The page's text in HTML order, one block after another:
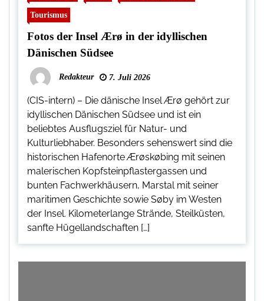
Tourismus
Fotos der Insel Ærø in der idyllischen
Dänischen Südsee
Redakteur 7. Juli 2026
(CIS-intern) – Die dänische Insel Ærø gehört zur
idyllischen Dänischen Südsee und ist ein
beliebtes Ausflugsziel für Natur- und
Kulturliebhaber. Besonders sehenswert sind die
historischen Hafenorte Ærøskøbing mit seinen
malerischen Kopfsteinpflastergassen und
bunten Fachwerkhäusern, Marstal mit seiner
maritimen Geschichte sowie Søby im Westen
der Insel. Kilometerlange Strände, Steilküsten,
sanfte Hügellandschaften […]